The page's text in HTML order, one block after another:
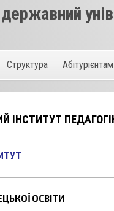
Структура Абітурієнтам
ІНСТИТУТ
ОСВІТИ